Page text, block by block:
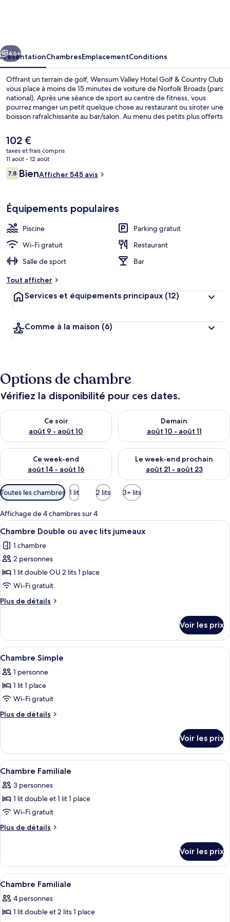
&
Country
Club
Suivant
46+
PrésentationChambresEmplacementConditions
Offrant un terrain de golf, Wensum Valley Hotel Golf & Country Club
vous place à moins de 15 minutes de voiture de Norfolk Broads (parc
national). Après une séance de sport au centre de fitness, vous
pourrez manger un petit quelque chose au restaurant ou siroter une
boisson rafraîchissante au bar/salon. Au menu des petits plus offerts
sauna. Sympa non ? Les autres voyageurs ne disent que du bien en
ce qui concerne le personnel attentionné.
Le
prix
actuel
est
de
102 €
taxes et frais compris
11 août - 12 août
Avis
voyageurs
7,87,8 sur 10
BienAfficher 545 avis
Équipements populaires
Piscine
Parking gratuit
Wi-Fi gratuit
Restaurant
Salle de sport
Bar
Tout afficher
Services et équipements principaux (12)
Comme à la maison (6)
Options de chambre
Vérifiez la disponibilité pour ces dates.
Ce soir
août 9 - août 10
Vérifier la disponibilité pour ce soir août 9 - août 10
Demain
août 10 - août 11
Vérifier la disponibilité pour
Ce week-end
août 14 - août 16
Vérifier la disponibilité pour ce week-end août 14 - août 16
Le week-end prochain
août 21 - août 23
Vérifier la disponibilité pour
Filtres
disponibles
pour
les
chambres
Toutes les chambres 1 lit 2 lits 3+ lits
Affichage de 4 chambres sur 4
Afficher
toutes
les
photos
pour
ce
type
de
Chambre
Double
ou
avec
lits
jumeaux
Bureau, fer et planche à repasser,
8
Chambre Double ou avec lits jumeaux
1 chambre
2 personnes
1 lit double OU 2 lits 1 place
Wi-Fi gratuit
Plus de détails
Plus
le
type
de
Chambre
Double
avec
lits
jumeaux
Voir les prix
Afficher
toutes
les
photos
pour
ce
chambre :
Chambre
Simple
Bureau, fer et planche à repasser,
8
Chambre Simple
1 personne
1 lit 1 place
Wi-Fi gratuit
Plus de détails
Plus
le
type
de
Chambre
Simple
Voir les prix
Afficher
toutes
les
photos
pour
ce
chambre :
Chambre
Familiale
Une chambre d’hôtel avec deux
7
Chambre Familiale
3 personnes
1 lit double et 1 lit 1 place
Wi-Fi gratuit
Plus de détails
Plus
le
type
de
Chambre
Familiale
Voir les prix
Afficher
toutes
les
photos
Une chambre d’hôtel avec deux
9
Chambre Familiale
4 personnes
1 lit double et 2 lits 1 place